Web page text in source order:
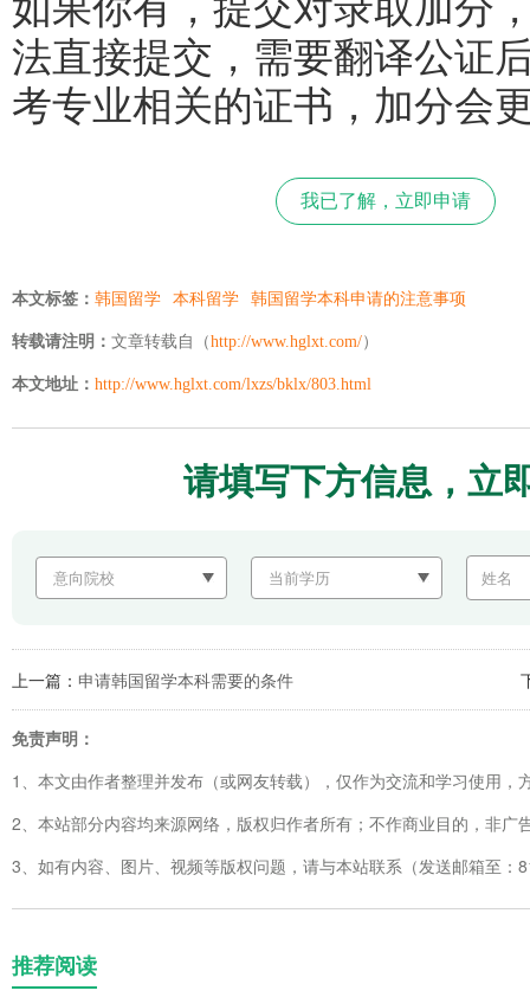
法直接提交，需要翻译公证
考专业相关的证书，加分会
我已了解，立即申请
本文标签： 韩国留学 本科留学 韩国留学本科申请的注意事项
转载请注明： 文章转载自（http://www.hglxt.com/）
本文地址： http://www.hglxt.com/lxzs/bklx/803.html
请填写下方信息，立
上一篇： 申请韩国留学本科需要的条件
免责声明：
1、本文由作者整理并发布（或网友转载），仅作为交流和学习使用
2、本站部分内容均来源网络，版权归作者所有；不作商业目的，非广
3、如有内容、图片、视频等版权问题，请与本站联系（发送邮箱至
推荐阅读